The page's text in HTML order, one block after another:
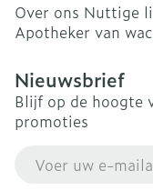
Over ons Nuttige
Apotheker van
Nieuwsbrief
Blijf op de hoogte
promoties